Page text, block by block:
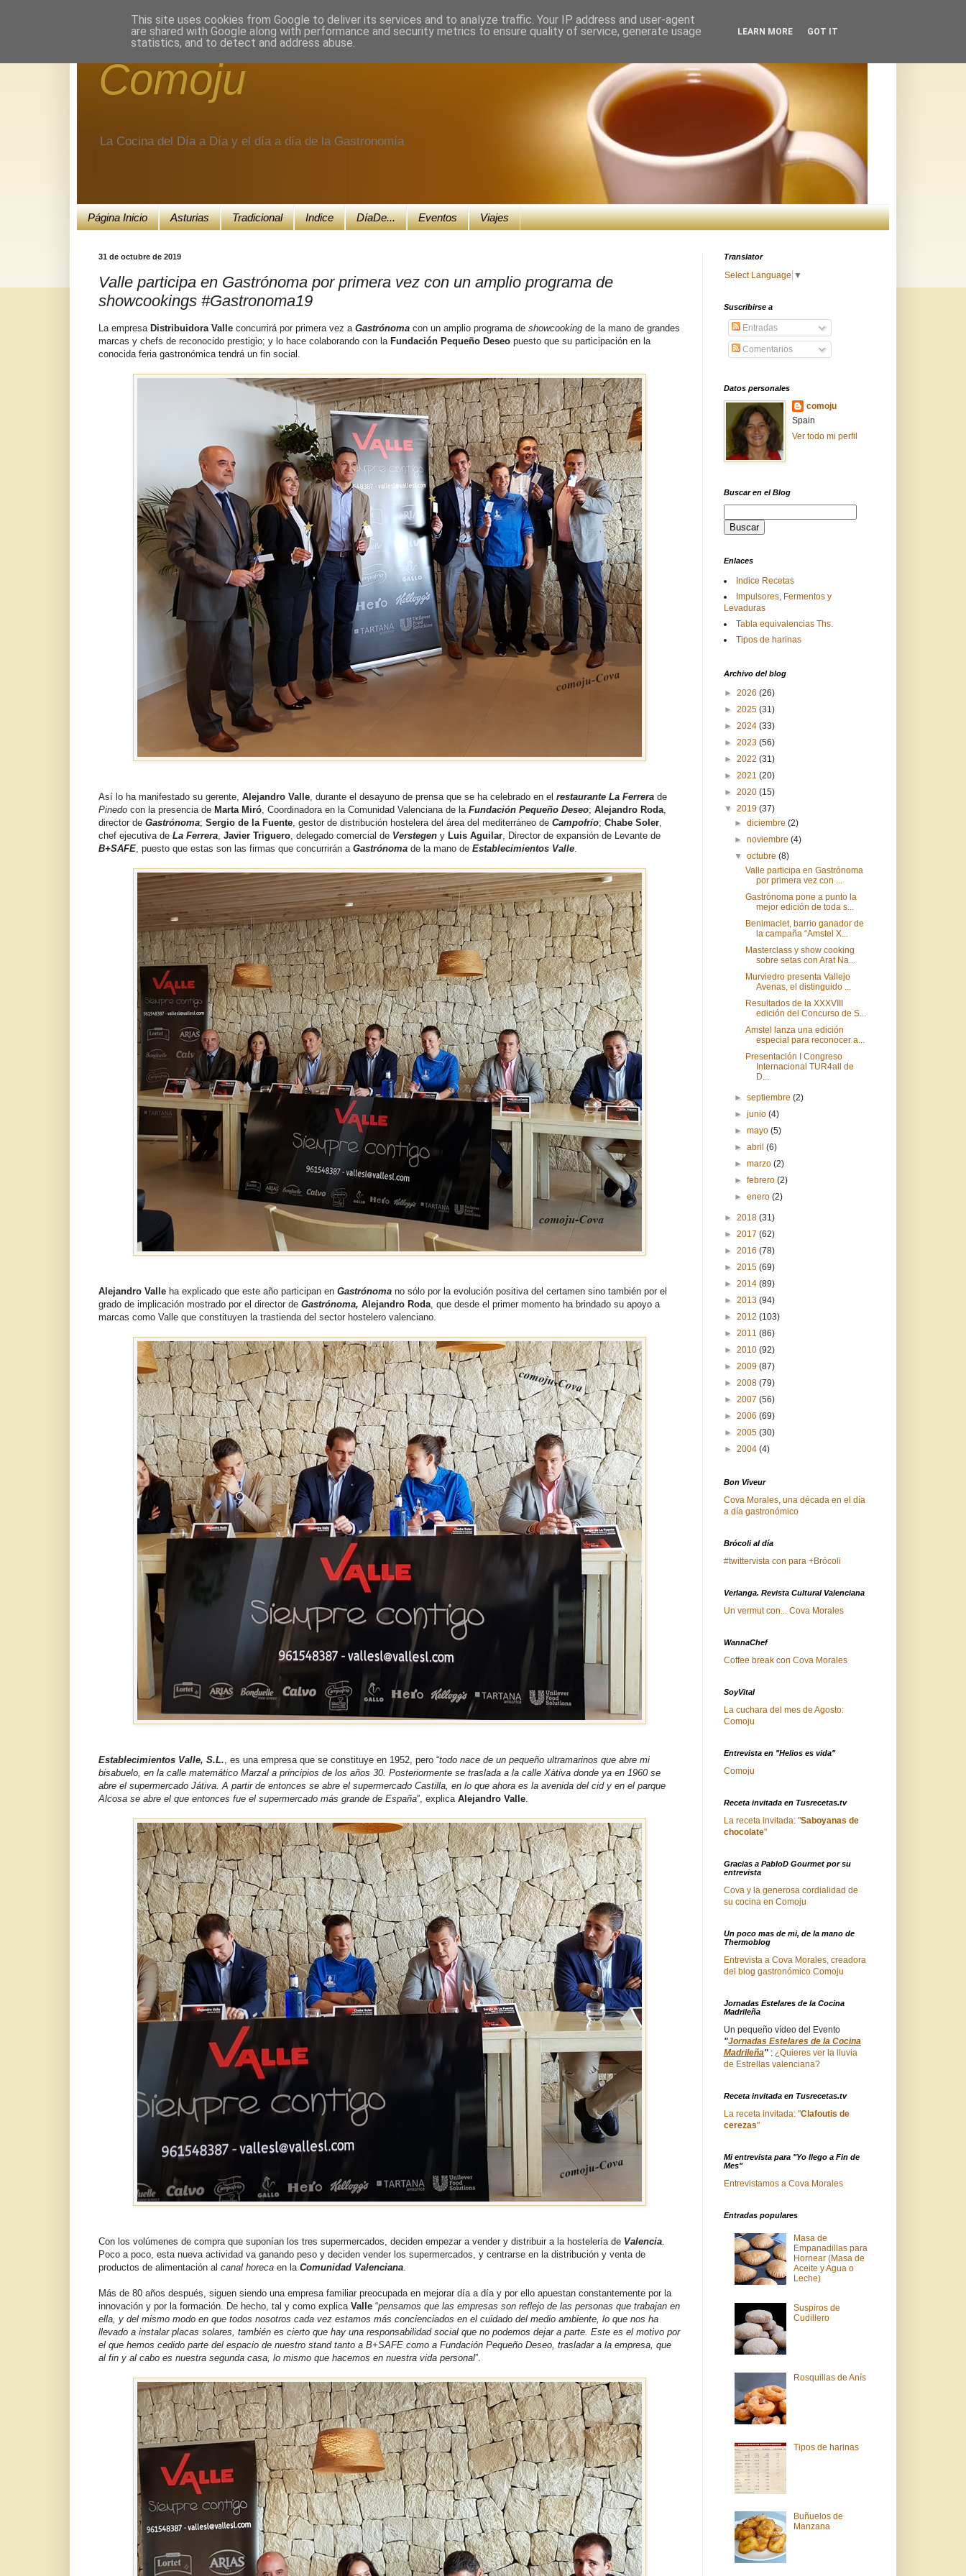
Comoju
La Cocina del Día a Día y el día a día de la Gastronomía
Página Inicio Asturias Tradicional Indice DíaDe... Eventos Viajes
31 de octubre de 2019
Valle participa en Gastrónoma por primera vez con un amplio programa de
showcookings #Gastronoma19
La empresa Distribuidora Valle concurrirá por primera vez a Gastrónoma con un amplio programa de showcooking de la mano de grandes
marcas y chefs de reconocido prestigio; y lo hace colaborando con la Fundación Pequeño Deseo puesto que su participación en la
conocida feria gastronómica tendrá un fin social.
Así lo ha manifestado su gerente, Alejandro Valle , durante el desayuno de prensa que se ha celebrado en el restaurante La Ferrera de
Pinedo con la presencia de Marta Miró , Coordinadora en la Comunidad Valenciana de la Fundación Pequeño Deseo; Alejandro Roda
director de Gastrónoma; Sergio de la Fuente , gestor de distribución hostelera del área del mediterráneo de Campofrío; Chabe Soler
chef ejecutiva de La Ferrera Javier Triguero , delegado comercial de Verstegen y Luis Aguilar , Director de expansión de Levante de
B+SAFE , puesto que estas son las firmas que concurrirán a Gastrónoma de la mano de Establecimientos Valle
Alejandro Valle ha explicado que este año participan en Gastrónoma no sólo por la evolución positiva del certamen sino también por el
grado de implicación mostrado por el director de Gastrónoma, Alejandro Roda , que desde el primer momento ha brindado su apoyo a
marcas como Valle que constituyen la trastienda del sector hostelero valenciano.
Establecimientos Valle, S.L. , es una empresa que se constituye en 1952, pero “todo nace de un pequeño ultramarinos que abre mi
bisabuelo, en la calle matemático Marzal a principios de los años 30. Posteriormente se traslada a la calle Xàtiva donde ya en 1960 se
abre el supermercado Játiva. A partir de entonces se abre el supermercado Castilla, en lo que ahora es la avenida del cid y en el parque
Alcosa se abre el que entonces fue el supermercado más grande de España”, explica Alejandro Valle
Con los volúmenes de compra que suponían los tres supermercados, deciden empezar a vender y distribuir a la hostelería de Valencia
Poco a poco, esta nueva actividad va ganando peso y deciden vender los supermercados, y centrarse en la distribución y venta de
productos de alimentación al canal horeca en la Comunidad Valenciana
Más de 80 años después, siguen siendo una empresa familiar preocupada en mejorar día a día y por ello apuestan constantemente por la
innovación y por la formación. De hecho, tal y como explica Valle “pensamos que las empresas son reflejo de las personas que trabajan en
ella, y del mismo modo en que todos nosotros cada vez estamos más concienciados en el cuidado del medio ambiente, lo que nos ha
llevado a instalar placas solares, también es cierto que hay una responsabilidad social que no podemos dejar a parte. Este es el motivo por
el que hemos cedido parte del espacio de nuestro stand tanto a B+SAFE como a Fundación Pequeño Deseo, trasladar a la empresa, que
al fin y al cabo es nuestra segunda casa, lo mismo que hacemos en nuestra vida personal”.
Translator
Select Language ▼
Suscribirse a
Entradas
Comentarios
Datos personales
comoju
Spain
Ver todo mi perfil
Buscar en el Blog
Enlaces
Indice Recetas
Impulsores, Fermentos y
Levaduras
Tabla equivalencias Ths.
Tipos de harinas
Archivo del blog
► 2026 (26)
► 2025 (31)
► 2024 (33)
► 2023 (56)
► 2022 (31)
► 2021 (20)
► 2020 (15)
▼ 2019 (37)
►diciembre(2)
►noviembre(4)
▼octubre(8)
Valle participa en Gastrónoma
por primera vez con ...
Gastrónoma pone a punto la
mejor edición de toda s...
Benimaclet, barrio ganador de
la campaña “Amstel X...
Masterclass y show cooking
sobre setas con Arat Na...
Murviedro presenta Vallejo
Avenas, el distinguido ...
Resultados de la XXXVIII
edición del Concurso de S...
Amstel lanza una edición
especial para reconocer a...
Presentación I Congreso
Internacional TUR4all de
D...
►septiembre(2)
►junio(4)
►mayo(5)
►abril(6)
►marzo(2)
►febrero(2)
►enero(2)
► 2018 (31)
► 2017 (62)
► 2016 (78)
► 2015 (69)
► 2014 (89)
► 2013 (94)
► 2012 (103)
► 2011 (86)
► 2010 (92)
► 2009 (87)
► 2008 (79)
► 2007 (56)
► 2006 (69)
► 2005 (30)
► 2004 (4)
Bon Viveur
Cova Morales, una década en el día
a día gastronómico
Brócoli al día
#twittervista con para +Brócoli
Verlanga. Revista Cultural Valenciana
Un vermut con... Cova Morales
WannaChef
Coffee break con Cova Morales
SoyVital
La cuchara del mes de Agosto:
Comoju
Entrevista en "Helios es vida"
Comoju
Receta invitada en Tusrecetas.tv
La receta invitada: "Saboyanas de
chocolate"
Gracias a PabloD Gourmet por su
entrevista
Cova y la generosa cordialidad de
su cocina en Comoju
Un poco mas de mi, de la mano de
Thermoblog
Entrevista a Cova Morales, creadora
del blog gastronómico Comoju
Jornadas Estelares de la Cocina
Madrileña
Un pequeño vídeo del Evento
"Jornadas Estelares de la Cocina
Madrileña" : ¿Quieres ver la lluvia
de Estrellas valenciana?
Receta invitada en Tusrecetas.tv
La receta invitada: "Clafoutis de
cerezas"
Mi entrevista para "Yo llego a Fin de
Mes"
Entrevistamos a Cova Morales
Entradas populares
Masa de
Empanadillas para
Hornear (Masa de
Aceite y Agua o
Leche)
Suspiros de
Cudillero
Rosquillas de Anís
Tipos de harinas
Buñuelos de
Manzana
This site uses cookies from Google to deliver its services and to analyze traffic. Your IP address and user-agent
are shared with Google along with performance and security metrics to ensure quality of service, generate usage
statistics, and to detect and address abuse.
LEARN MORE GOT IT